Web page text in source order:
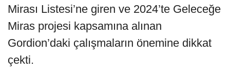
Mirası Listesi’ne giren ve 2024’te Geleceğe
Miras projesi kapsamına alınan
Gordion’daki çalışmaların önemine dikkat
çekti.